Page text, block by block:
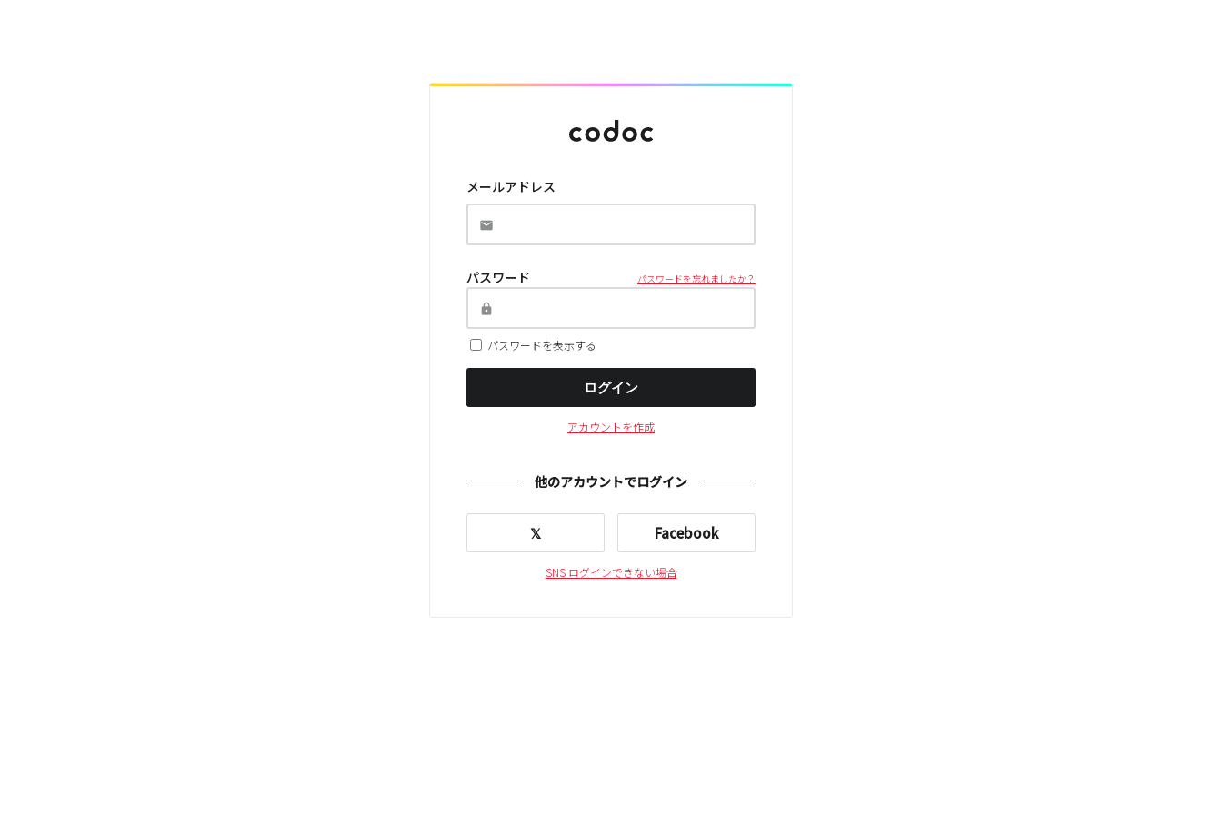
メールアドレス
パスワード パスワードを忘れましたか？
パスワードを表示する
ログイン
アカウントを作成
他のアカウントでログイン
𝕏 Facebook
SNS ログインできない場合